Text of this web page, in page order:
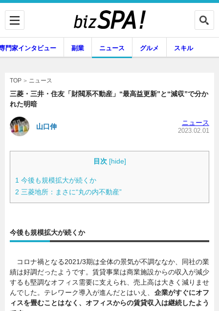
専門家インタビュー
暮らし
連載一覧
門家インタビュー 副業 ニュース グルメ スキル
TOP ニュース
三菱・三井・住友「財閥系不動産」“最高益更新”と“減収”で分か
れた明暗
山口伸 ニュース
2023.02.01
目次 [hide]
1 今後も規模拡大が続くか
2 三菱地所：まさに“丸の内不動産”
今後も規模拡大が続くか
コロナ禍となる2021/3期は全体の景気が不調ななか、同社の業
績は好調だったようです。賃貸事業は商業施設からの収入が減少
するも堅調なオフィス需要に支えられ、売上高は大きく減りませ
んでした。テレワーク導入が進んだとはいえ、 企業がすぐにオフ
ィスを畳むことはなく、オフィスからの賃貸収入は継続したよう